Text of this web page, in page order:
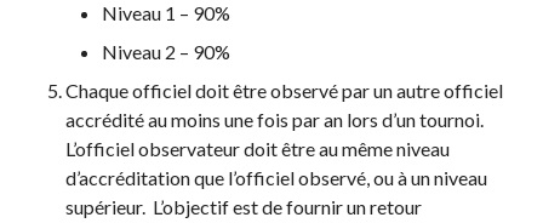
Niveau 1 – 90%
Niveau 2 – 90%
Chaque officiel doit être observé par un autre officiel
accrédité au moins une fois par an lors d’un tournoi.
L’officiel observateur doit être au même niveau
d’accréditation que l’officiel observé, ou à un niveau
supérieur. L’objectif est de fournir un retour